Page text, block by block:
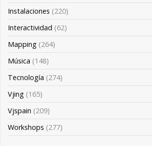
Instalaciones (220)
Interactividad (62)
Mapping (264)
Música (148)
Tecnología (274)
Vjing (165)
Vjspain (209)
Workshops (277)